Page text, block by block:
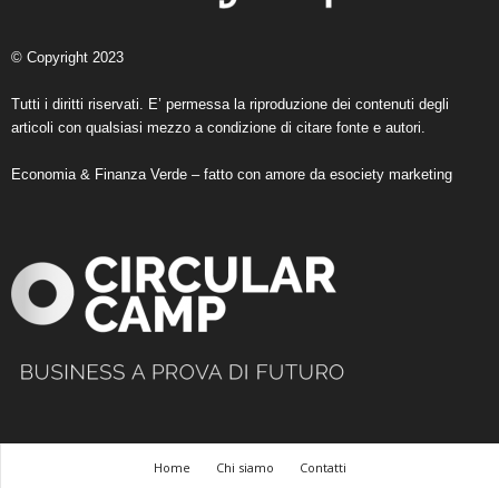
© Copyright 2023
Tutti i diritti riservati. E’ permessa la riproduzione dei contenuti degli
articoli con qualsiasi mezzo a condizione di citare fonte e autori.
Economia & Finanza Verde – fatto con amore da esociety marketing
Home Chi siamo Contatti